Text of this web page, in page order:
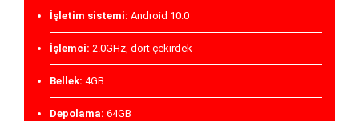
İşletim sistemi: Android 10.0
İşlemci: 2.0GHz, dört çekirdek
Bellek: 4GB
Depolama: 64GB